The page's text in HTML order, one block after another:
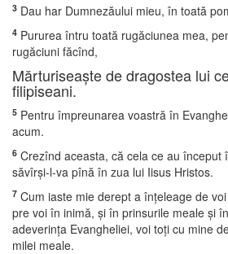
3 Dau har Dumnezăului mieu, în toată
4 Pururea întru toată rugăciunea mea,
rugăciuni făcînd,
Mărturiseaşte de dragostea lui
filipiseani.
5 Pentru împreunarea voastră în
acum.
6 Crezînd aceasta, că cela ce au început
săvîrşi-l-va pînă în zua lui Iisus Hristos.
7 Cum iaste mie derept a înţeleage de
pre voi în inimă, şi în prinsurile meale şi
adeverinţa Evangheliei, voi toţi cu mine
milei meale.